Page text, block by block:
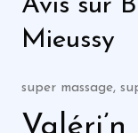
Avis sur
Mieussy
super massage,